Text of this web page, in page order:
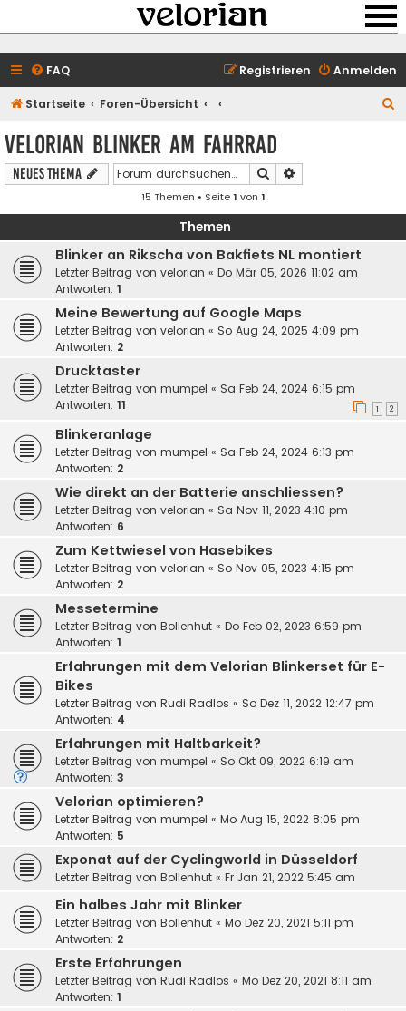
FAQ Anmelden
Registrieren
Startseite Foren-Übersicht
velorian Blinker am Fahrrad
Neues Thema Suche
15 Themen • Seite1 von 1
Themen
Blinker an Rikscha von Bakfiets NL montiert
Letzter Beitrag von velorian « Do Mär 05, 2026 11:02 am
Antworten: 1
Meine Bewertung auf Google Maps
Letzter Beitrag von velorian « So Aug 24, 2025 4:09 pm
Antworten: 2
Drucktaster
Letzter Beitrag von mumpel « Sa Feb 24, 2024 6:15 pm
Antworten: 11 1 2
Blinkeranlage
Letzter Beitrag von mumpel « Sa Feb 24, 2024 6:13 pm
Antworten: 2
Wie direkt an der Batterie anschliessen?
Letzter Beitrag von velorian « Sa Nov 11, 2023 4:10 pm
Antworten: 6
Zum Kettwiesel von Hasebikes
Letzter Beitrag von velorian « So Nov 05, 2023 4:15 pm
Antworten: 2
Messetermine
Letzter Beitrag von Bollenhut « Do Feb 02, 2023 6:59 pm
Antworten: 1
Erfahrungen mit dem Velorian Blinkerset für E-
Bikes
Letzter Beitrag von Rudi Radlos « So Dez 11, 2022 12:47 pm
Antworten: 4
Erfahrungen mit Haltbarkeit?
Letzter Beitrag von mumpel « So Okt 09, 2022 6:19 am
Antworten: 3
Velorian optimieren?
Letzter Beitrag von mumpel « Mo Aug 15, 2022 8:05 pm
Antworten: 5
Exponat auf der Cyclingworld in Düsseldorf
Letzter Beitrag von Bollenhut « Fr Jan 21, 2022 5:45 am
Ein halbes Jahr mit Blinker
Letzter Beitrag von Bollenhut « Mo Dez 20, 2021 5:11 pm
Antworten: 2
Erste Erfahrungen
Letzter Beitrag von Rudi Radlos « Mo Dez 20, 2021 8:11 am
Antworten: 1